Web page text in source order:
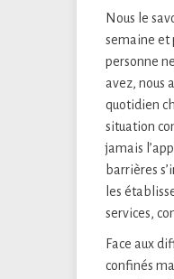
Nous le
semaine et
personne
avez, nous
quotidien
situation
jamais
barrières
les
services,
Face aux
confinés